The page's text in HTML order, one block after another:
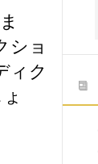
ショ
ィク